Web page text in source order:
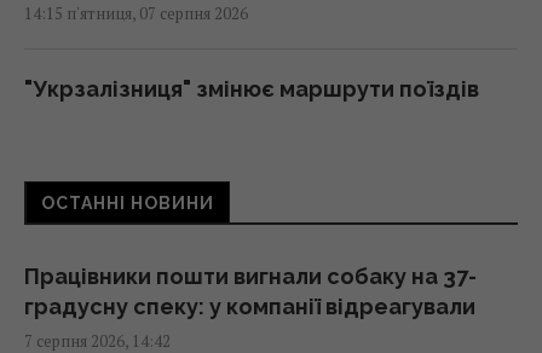
14:15 п'ятниця, 07 серпня 2026
"Укрзалізниця" змінює маршрути поїздів
14:14 п'ятниця, 07 серпня 2026
родичів на цілому архіпелазі
14:10 п'ятниця, 07 серпня 2026
ОСТАННІ НОВИНИ
Працівники пошти вигнали собаку на 37-
градусну спеку: у компанії відреагували
7 серпня 2026, 14:42